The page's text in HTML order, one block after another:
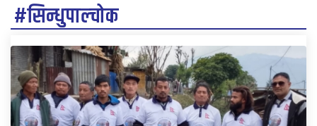
#सिन्धुपाल्चोक